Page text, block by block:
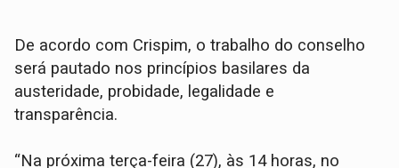
De acordo com Crispim, o trabalho do conselho
será pautado nos princípios basilares da
austeridade, probidade, legalidade e
transparência.
“Na próxima terça-feira (27), às 14 horas, no